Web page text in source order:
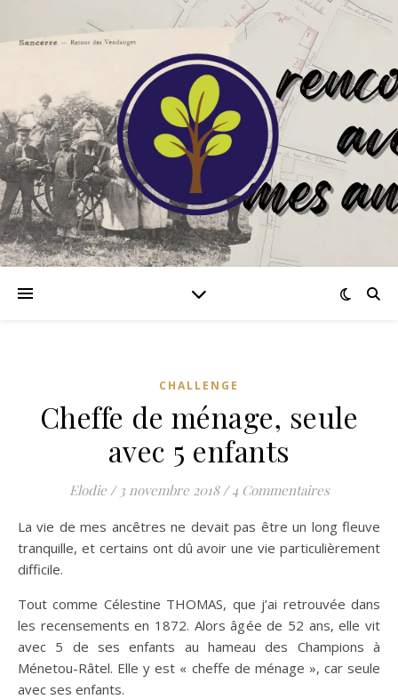
CHALLENGE
Cheffe de ménage, seule
avec 5 enfants
Elodie / 3 novembre 2018 / 4 Commentaires
La vie de mes ancêtres ne devait pas être un long fleuve
tranquille, et certains ont dû avoir une vie particulièrement
difficile.
Tout comme Célestine THOMAS, que j’ai retrouvée dans
les recensements en 1872. Alors âgée de 52 ans, elle vit
avec 5 de ses enfants au hameau des Champions à
Ménetou-Râtel. Elle y est « cheffe de ménage », car seule
avec ses enfants.